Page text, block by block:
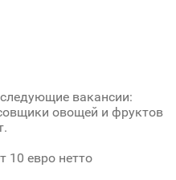
вакансии:
овощей и фруктов
10 евро нетто